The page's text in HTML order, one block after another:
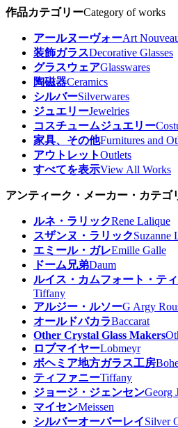
作品カテゴリーCategory of works
アールヌーヴォーArt
装飾ガラスDecorative Glasses
グラスウェアGlasswares
陶磁器Ceramics
シルバーSilverwares
ジュエリーJewelries
コスチュームジュエリー
家具、その他Furnitures and
アウトレットOutlets
すべてを表示View All Works
アンティーク・メーカー・カテゴ
ルネ・ラリックRene Lalique
スザンヌ・ラリックSuzanne
エミール・ガレEmille Galle
ドーム兄弟Daum
ルイス・カムフォート・テ
Tiffany
アルジー・ルソーG Argy
オールドバカラBaccarat
Other Crystal Glass Makers
ロブマイヤーLobmeyr
ボヘミア地方ガラス工房
ティファニーTiffany
ジョージ・ジェンセンGeorg
マイセンMeissen
シルバーオーバーレイSilver